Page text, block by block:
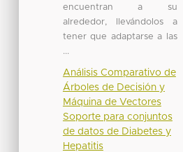
encuentran a su
alrededor, llevándolos a
tener que adaptarse a las
...
Análisis Comparativo de
Árboles de Decisión y
Máquina de Vectores
Soporte para conjuntos
de datos de Diabetes y
Hepatitis